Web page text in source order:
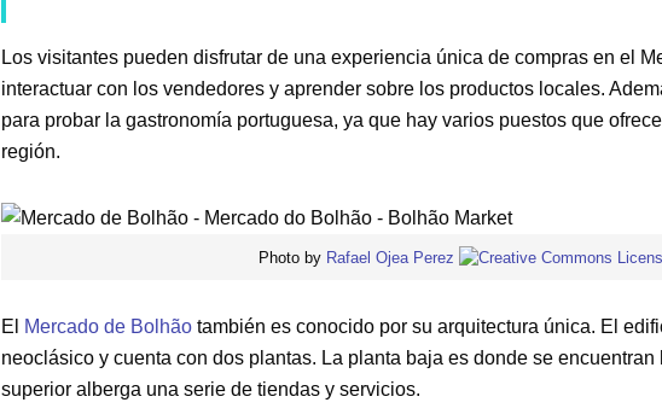
Los visitantes pueden disfrutar de una experiencia única de compras en el
interactuar con los vendedores y aprender sobre los productos locales.
para probar la gastronomía portuguesa, ya que hay varios puestos que
región.
Photo by Rafael Ojea Perez
El Mercado de Bolhão también es conocido por su arquitectura única. El
neoclásico y cuenta con dos plantas. La planta baja es donde se
superior alberga una serie de tiendas y servicios.